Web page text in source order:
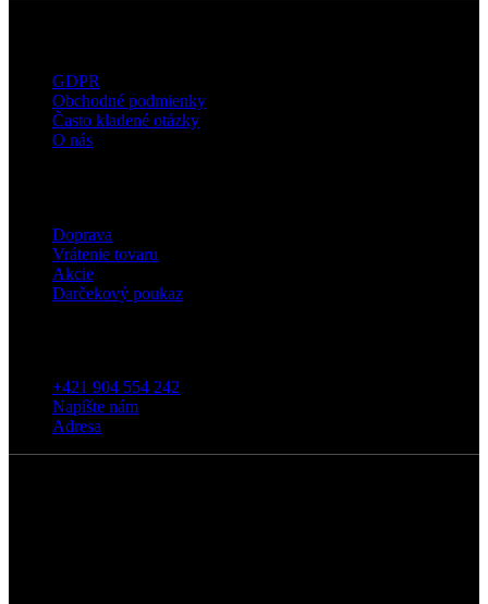
GDPR
Obchodné podmienky
Často kladené otázky
O nás
Doprava
Vrátenie tovaru
Akcie
Darčekový poukaz
+421 904 554 242
Napíšte nám
Adresa